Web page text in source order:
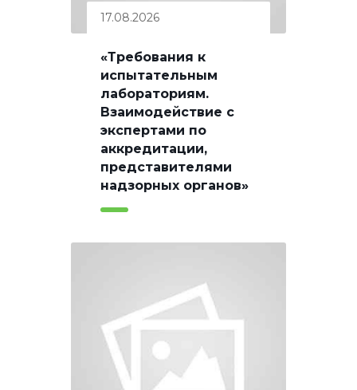
17.08.2026
«Требования к
испытательным
лабораториям.
Взаимодействие с
экспертами по
аккредитации,
представителями
надзорных органов»